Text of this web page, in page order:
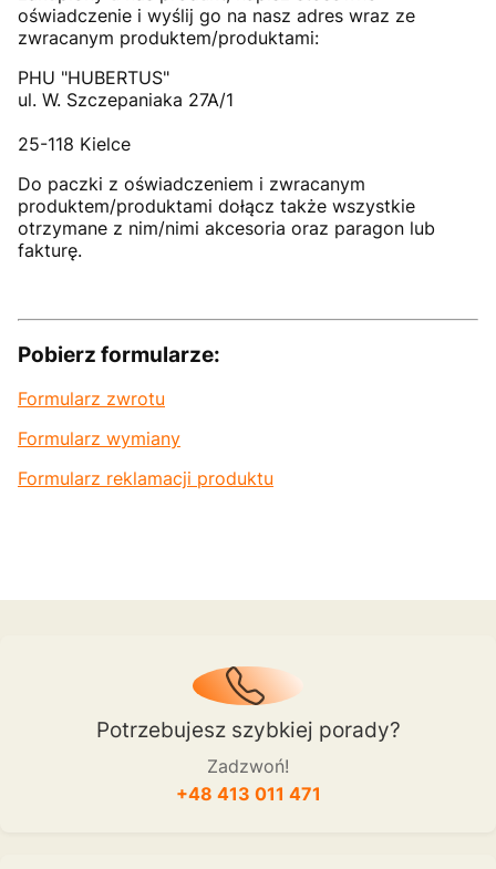
oświadczenie i wyślij go na nasz adres wraz ze
zwracanym produktem/produktami:
PHU "HUBERTUS"
ul. W. Szczepaniaka 27A/1
25-118 Kielce
Do paczki z oświadczeniem i zwracanym
produktem/produktami dołącz także wszystkie
otrzymane z nim/nimi akcesoria oraz paragon lub
fakturę.
Pobierz formularze:
Formularz zwrotu
Formularz wymiany
Formularz reklamacji produktu
Potrzebujesz szybkiej porady?
Zadzwoń!
+48 413 011 471